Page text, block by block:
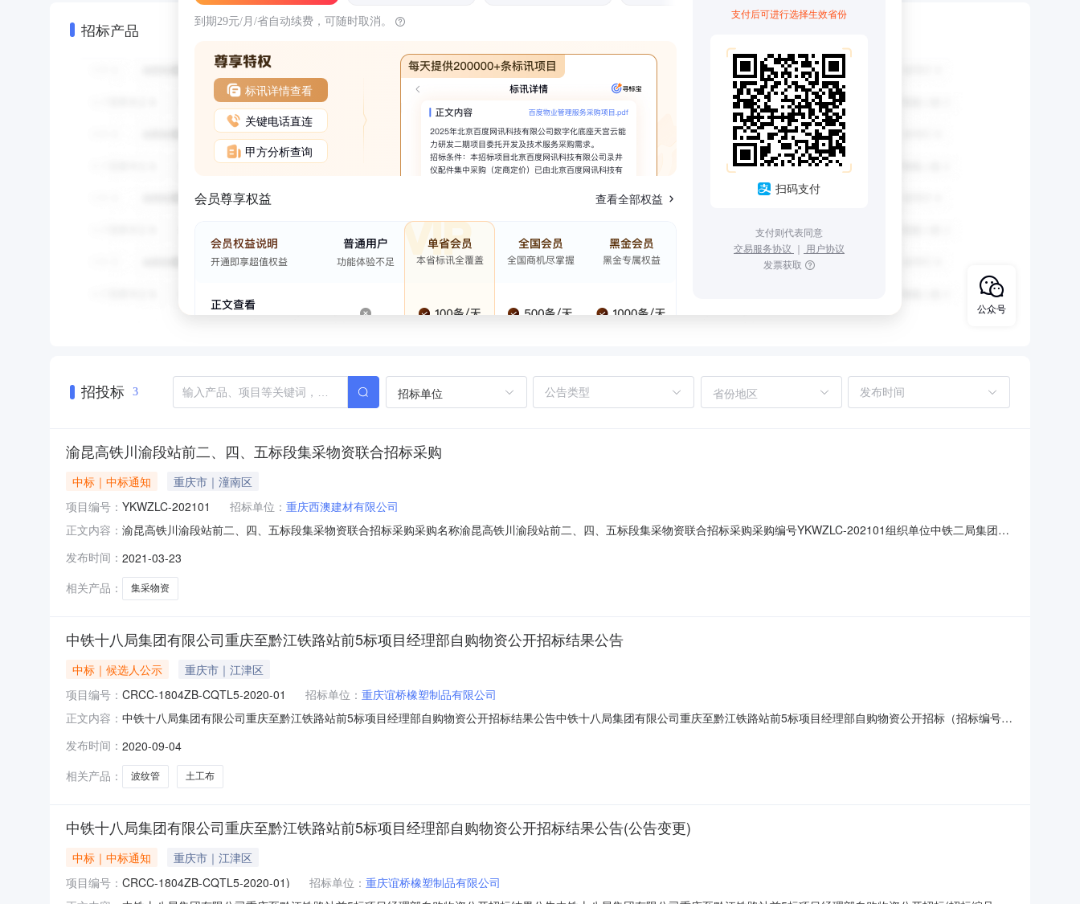
招标产品 到期29元/月/省自动续费，可随时取消。
标讯详情查看
关键电话直连
甲方分析查询
会员尊享权益 查看全部权益
支付后可进行选择生效省份
扫码支付
支付则代表同意
交易服务协议 ｜ 用户协议
发票获取
招投标 3 招标单位 省份地区
渝昆高铁川渝段站前二、四、五标段集采物资联合招标采购
中标｜中标通知
重庆市｜潼南区
项目编号： YKWZLC-202101 招标单位： 重庆西澳建材有限公司
正文内容： 渝昆高铁川渝段站前二、四、五标段集采物资联合招标采购采购名称渝昆高铁川渝段站前二、四、五标段集采物资联合招标采购采购编号YKWZLC-202101组织单位中铁二局集团有
招标采购组织单位中铁二局集团有限公司采购编号YKWZLC-202101公告内文渝昆高铁川渝段站前二、四、五标段集采物资联合招标采购结果公示各投标人：渝昆高铁川渝段站前
二、四、五
发布时间： 2021-03-23
相关产品：
集采物资
中铁十八局集团有限公司重庆至黔江铁路站前5标项目经理部自购物资公开招标结果公告
中标｜候选人公示
重庆市｜江津区
项目编号： CRCC-1804ZB-CQTL5-2020-01 招标单位： 重庆谊桥橡塑制品有限公司
正文内容： 中铁十八局集团有限公司重庆至黔江铁路站前5标项目经理部自购物资公开招标结果公告中铁十八局集团有限公司重庆至黔江铁路站前5标项目经理部自购物资公开招标（招标编号：
安装、运输、服务、报价等因素，评审各个投标人的综合情况，并推荐经评审报价最合理的投标人为第一中标候选人。本次招标速凝剂SNJ-01、SNJ-02、SNJ-03、SNJ-04包
发布时间： 2020-09-04
相关产品：
波纹管 土工布
中铁十八局集团有限公司重庆至黔江铁路站前5标项目经理部自购物资公开招标结果公告(公告变更)
中标｜中标通知
重庆市｜江津区
项目编号： CRCC-1804ZB-CQTL5-2020-01) 招标单位： 重庆谊桥橡塑制品有限公司
公众号